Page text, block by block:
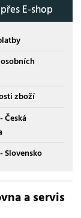
E-shop
zboží
Česká
Slovensko
a servis